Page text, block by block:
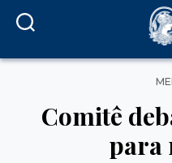
Comitê
para